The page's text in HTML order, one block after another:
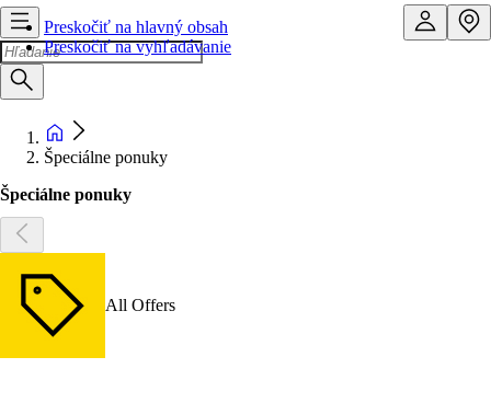
Preskočiť na hlavný obsah
Preskočiť na vyhľadávanie
Špeciálne ponuky
Špeciálne ponuky
All Offers